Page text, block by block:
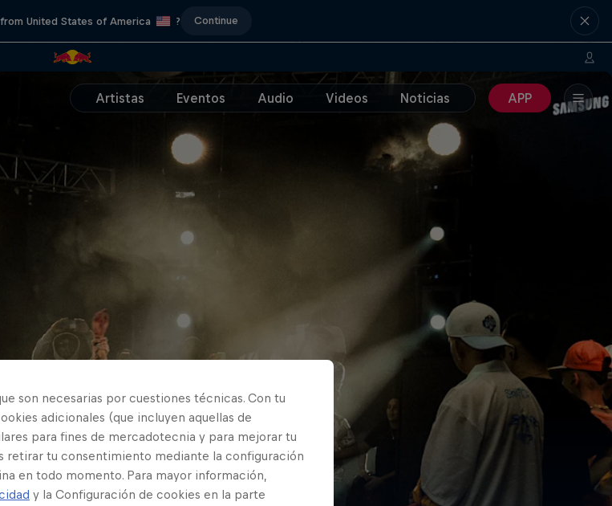
United States of America ? Continue
Artistas Eventos Audio Videos Noticias APP
son necesarias por cuestiones técnicas. Con tu
adicionales (que incluyen aquellas de
para fines de mercadotecnia y para mejorar tu
retirar tu consentimiento mediante la configuración
en todo momento. Para mayor información,
y la Configuración de cookies en la parte